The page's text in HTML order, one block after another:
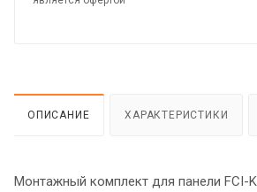
ОПИСАНИЕ ХАРАКТЕРИСТИКИ
Монтажный комплект для панели FCI-